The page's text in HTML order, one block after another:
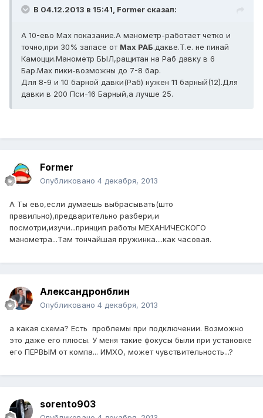
В 04.12.2013 в 15:41, Former сказал:
А 10-ево Мах показание.А манометр-работает четко и
точно,при 30% запасе от Мах РАБ.дакве.Т.е. не пинай
Камоцци.Манометр БЫЛ,ращитан на Раб давку в 6
Бар.Мах пики-возможны до 7-8 бар.
Для 8-9 и 10 барной давки(Раб) нужен 11 барный(12).Для
давки в 200 Пси-16 Барный,а лучше 25.
Former
Опубликовано 4 декабря, 2013
А Ты ево,если думаешь выбрасывать(што
правильно),предварительно разбери,и
посмотри,изучи...принцип работы МЕХАНИЧЕСКОГО
манометра...Там тончайшая пружинка....как часовая.
Александронблин
Опубликовано 4 декабря, 2013
а какая схема? Есть проблемы при подключении. Возможно
это даже его плюсы. У меня такие фокусы были при установке
его ПЕРВЫМ от компа... ИМХО, может чувствительность...?
sorento903